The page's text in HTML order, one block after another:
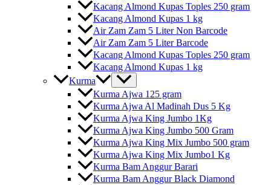
Kacang Almond Kupas Toples 250 gram
Kacang Almond Kupas 1 kg
Air Zam Zam 5 Liter Non Barcode
Air Zam Zam 5 Liter Barcode
Kacang Almond Kupas Toples 250 gram
Kacang Almond Kupas 1 kg
Kurma
Kurma Ajwa 125 gram
Kurma Ajwa Al Madinah Dus 5 Kg
Kurma Ajwa King Jumbo 1Kg
Kurma Ajwa King Jumbo 500 Gram
Kurma Ajwa King Mix Jumbo 500 gram
Kurma Ajwa King Mix Jumbo1 Kg
Kurma Bam Anggur Barari
Kurma Bam Anggur Black Diamond